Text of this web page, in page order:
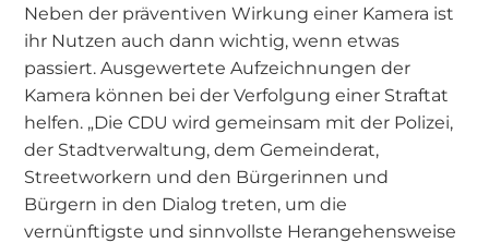
Neben der präventiven Wirkung einer Kamera ist
ihr Nutzen auch dann wichtig, wenn etwas
passiert. Ausgewertete Aufzeichnungen der
Kamera können bei der Verfolgung einer Straftat
helfen. „Die CDU wird gemeinsam mit der Polizei,
der Stadtverwaltung, dem Gemeinderat,
Streetworkern und den Bürgerinnen und
Bürgern in den Dialog treten, um die
vernünftigste und sinnvollste Herangehensweise